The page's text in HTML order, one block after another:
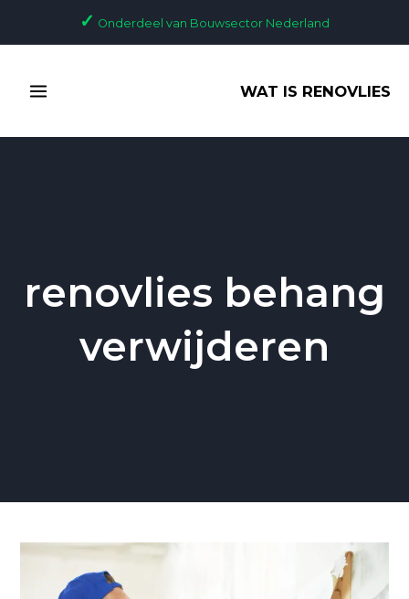
✓ Onderdeel van Bouwsector Nederland
MENU
WAT IS RENOVLIES
renovlies behang
verwijderen
Renovlies
Verwijderen